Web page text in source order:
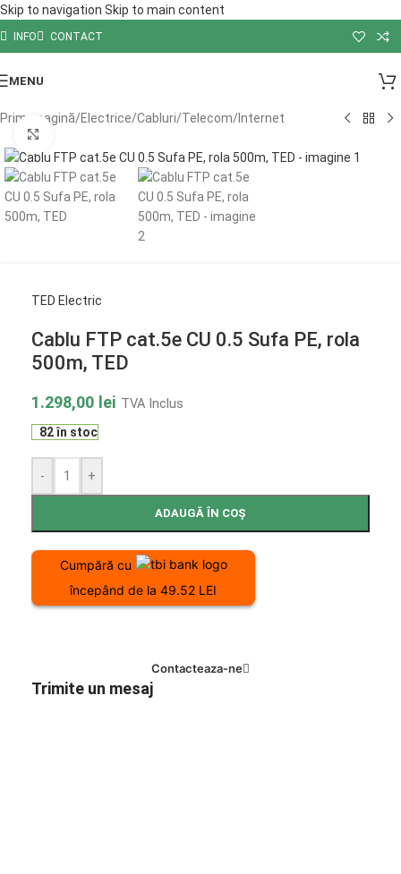
Skip to navigation Skip to main content
INFO CONTACT
MENU
Prima pagină/Electrice/Cabluri/Telecom/Internet
TED Electric
Cablu FTP cat.5e CU 0.5 Sufa PE, rola
500m, TED
1.298,00 lei TVA Inclus
82 în stoc
- +
ADAUGĂ ÎN COȘ
Cumpără cu
începând de la 49.52 LEI
Contacteaza-ne
Trimite un mesaj